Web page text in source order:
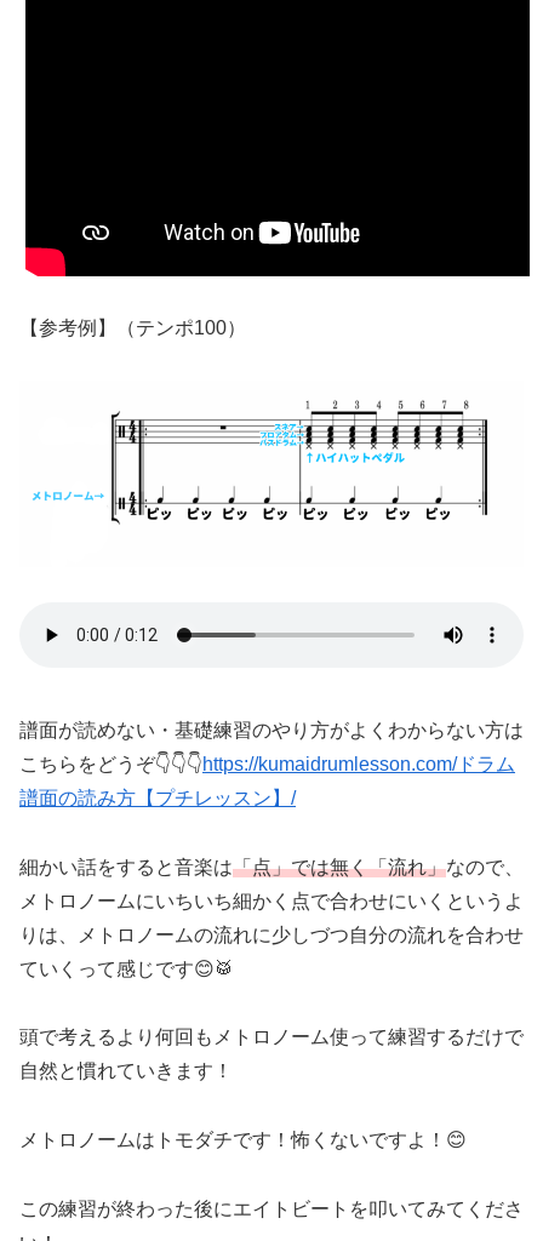
【参考例】（テンポ100）
譜面が読めない・基礎練習のやり方がよくわからない方は
こちらをどうぞ👇👇👇https://kumaidrumlesson.com/ドラム
譜面の読み方【プチレッスン】/
細かい話をすると音楽は「点」では無く「流れ」なので、
メトロノームにいちいち細かく点で合わせにいくというよ
りは、メトロノームの流れに少しづつ自分の流れを合わせ
ていくって感じです😊🥁
頭で考えるより何回もメトロノーム使って練習するだけで
自然と慣れていきます！
メトロノームはトモダチです！怖くないですよ！😊
この練習が終わった後にエイトビートを叩いてみてくださ